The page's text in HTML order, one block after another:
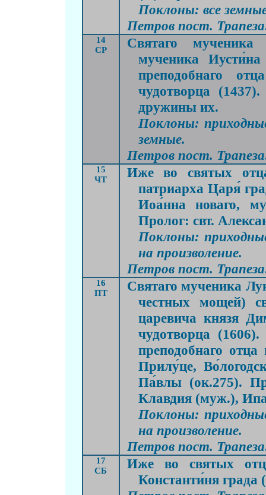
Поклоны: все
Петров пост.
14
СР
Святаго
мученика
преподобнаго
чудотворца
дружины их.
Поклоны:
земные.
Петров пост.
15
ЧТ
Иже во святых
патриарха Царя́
Иоа́нна новаго,
Пролог: свт.
Поклоны:
на произволение.
Петров пост.
16
ПТ
Святаго мученика
честных мощей)
царевича князя
чудотворца
преподобнаго
Прилу́це,
Па́влы (ок.275).
Клавдия (муж.),
Поклоны:
на произволение.
Петров пост.
17
СБ
Иже во святых
Константи́ня